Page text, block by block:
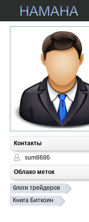
Контакты
sum8686
Облако меток
блоги трейдеров
Книга Биткоин